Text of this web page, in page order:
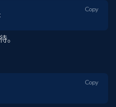
Copy
。
Copy